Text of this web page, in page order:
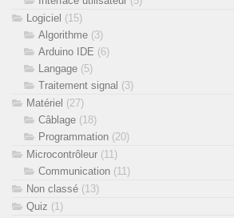
Logiciel (15)
Algorithme (3)
Arduino IDE (6)
Langage (5)
Traitement signal (3)
Matériel (27)
Câblage (18)
Programmation (20)
Microcontrôleur (11)
Communication (11)
Non classé (13)
Quiz (1)